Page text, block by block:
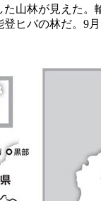
山林が見えた。
ヒバの林だ。9